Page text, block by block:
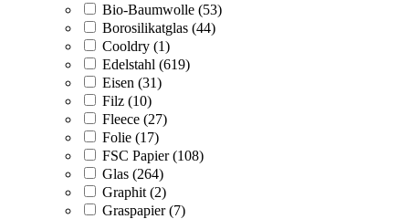
Bio-Baumwolle (53)
Borosilikatglas (44)
Cooldry (1)
Edelstahl (619)
Eisen (31)
Filz (10)
Fleece (27)
Folie (17)
FSC Papier (108)
Glas (264)
Graphit (2)
Graspapier (7)